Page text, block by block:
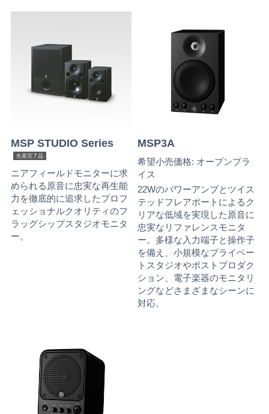
MSP STUDIO Series
生産完了品
ニアフィールドモニターに求
められる原音に忠実な再生能
力を徹底的に追求したプロフ
ェッショナルクオリティのフ
ラッグシップスタジオモニタ
ー。
MSP3A
希望小売価格: オープンプラ
イス
22Wのパワーアンプとツイス
テッドフレアポートによるク
リアな低域を実現した原音に
忠実なリファレンスモニタ
ー。多様な入力端子と操作子
を備え、小規模なプライベー
トスタジオやポストプロダク
ション、電子楽器のモニタリ
ングなどさまざまなシーンに
対応。